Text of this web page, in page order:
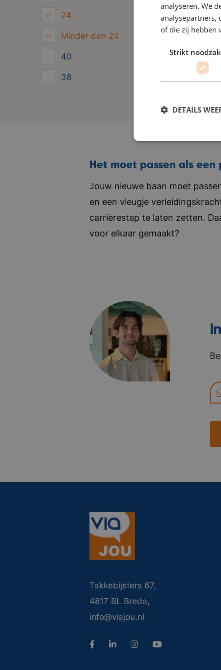
24
Minder dan 24
40
36
Het moet passen als een
Jouw nieuwe baan moet
en een vleugje
carrièrestap te laten zetten.
voor elkaar gemaakt?
Takkebijsters 67,
4817 BL Breda,
info@viajou.nl
analyseren. We
analysepartners,
of die zij hebben
Strikt
DETAILS